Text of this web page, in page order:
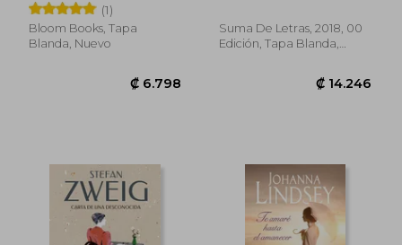
(1)
Bloom Books, Tapa
Blanda, Nuevo
Suma De Letras, 2018, 00
Edición, Tapa Blanda,